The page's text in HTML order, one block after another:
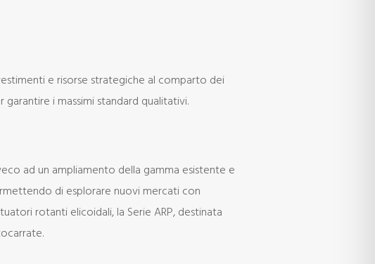
e risorse strategiche al comparto dei
i massimi standard qualitativi.
ad un ampliamento della gamma esistente e
di esplorare nuovi mercati con
rotanti elicoidali, la Serie ARP, destinata